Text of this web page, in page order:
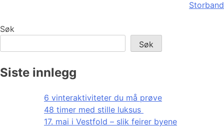
Storband
Søk
Søk
Siste innlegg
6 vinteraktiviteter du må prøve
48 timer med stille luksus
17. mai i Vestfold – slik feirer byene